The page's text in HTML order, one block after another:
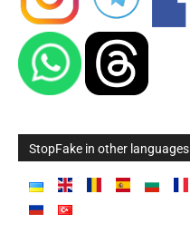
StopFake in other languages